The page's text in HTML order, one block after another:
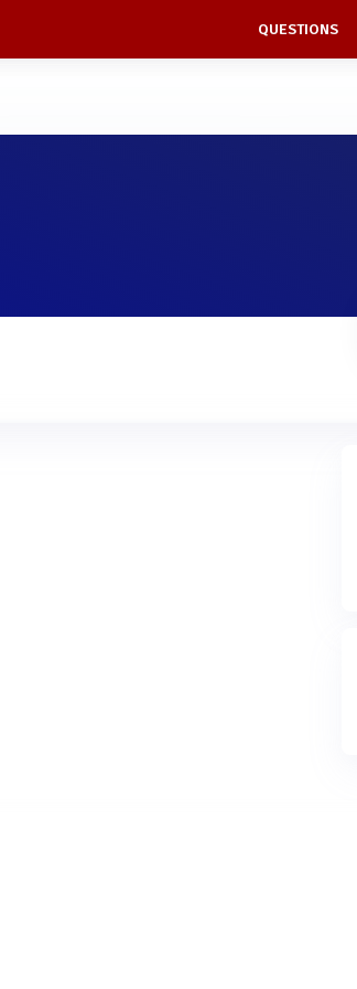
QUESTIONS